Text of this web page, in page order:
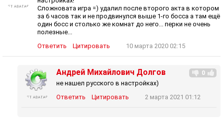
Сложновата игра =) удалил после второго акта в котором
за 6 часов так и не продвинулся выше 1-го босса а там ещё
один босс и столько же комнат до него... перки не очень
полезные...
Ответить
Цитировать 10 марта 2020 02:15
0
Андрей Михайлович Долгов
не нашел русского в настройках)
Ответить
Цитировать 2 марта 2021 01:12